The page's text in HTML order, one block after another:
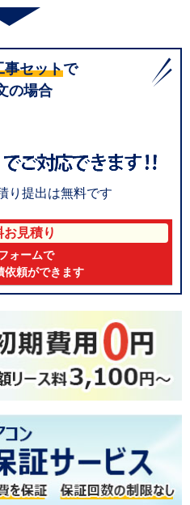
事セットで
の場合
り提出は無料です
お見積り
ォームで
依頼ができます